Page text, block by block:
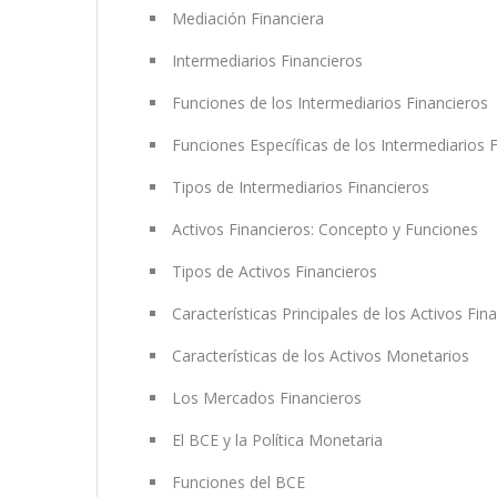
Mediación Financiera
Intermediarios Financieros
Funciones de los Intermediarios Financieros
Funciones Específicas de los Intermediarios
Tipos de Intermediarios Financieros
Activos Financieros: Concepto y Funciones
Tipos de Activos Financieros
Características Principales de los Activos
Características de los Activos Monetarios
Los Mercados Financieros
El BCE y la Política Monetaria
Funciones del BCE